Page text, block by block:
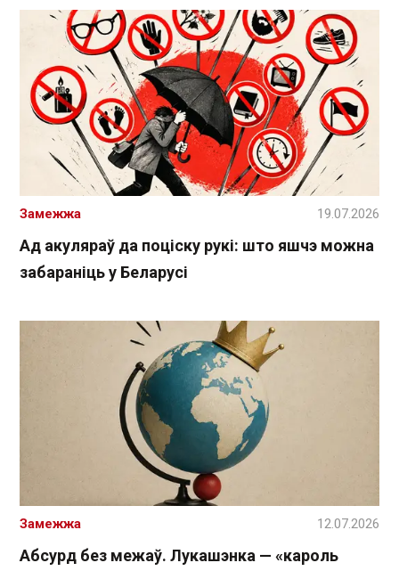
Ад акуляраў да поціску рукі: што яшчэ можна
забараніць у Беларусі
Замежжа 19.07.2026
Абсурд без межаў. Лукашэнка — «кароль
Замежжа 12.07.2026